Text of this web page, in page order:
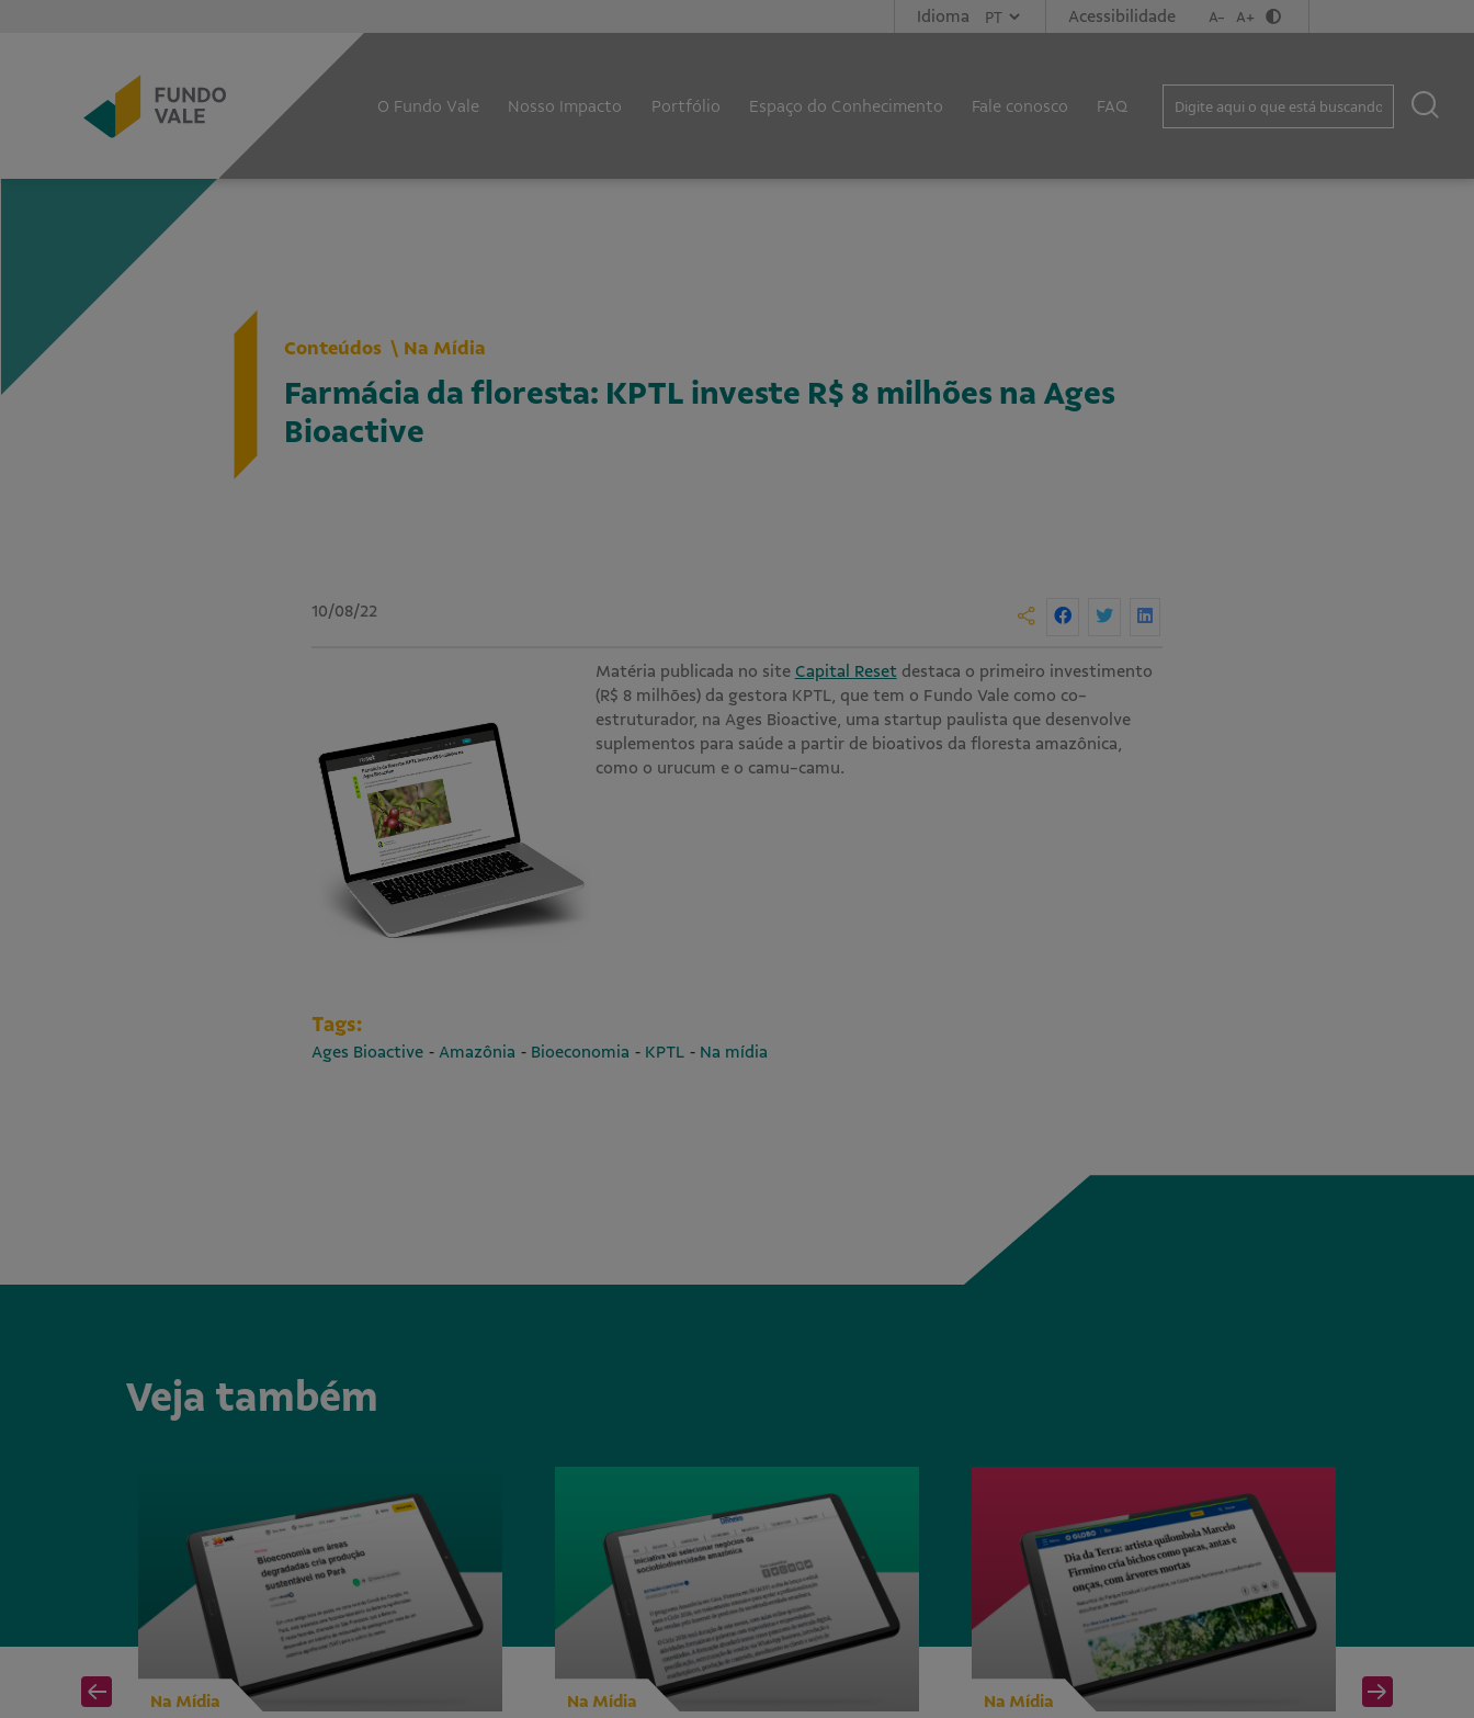
Idioma Acessibilidade A- A+
O Fundo Vale Nosso Impacto Portfólio Espaço do Conhecimento Fale conosco FAQ
Conteúdos Na Mídia
Farmácia da floresta: KPTL investe R$ 8 milhões na Ages
Bioactive
10/08/22
Matéria publicada no site Capital Reset destaca o primeiro investimento
(R$ 8 milhões) da gestora KPTL, que tem o Fundo Vale como co-
estruturador, na Ages Bioactive, uma startup paulista que desenvolve
suplementos para saúde a partir de bioativos da floresta amazônica,
como o urucum e o camu-camu.
Tags:
Ages Bioactive - Amazônia - Bioeconomia - KPTL - Na mídia
Veja também
Na Mídia Na Mídia Na Mídia